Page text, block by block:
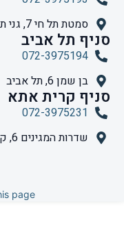
סמטת תל חי 7, גני תקווה
סניף תל אביב
072-3975194
בן שמן 6, תל אביב
סניף קרית אתא
072-3975231
שדרות המגינים 6, קרית אתא
page